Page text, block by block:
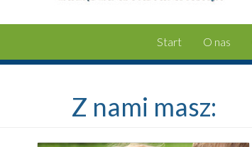
Start O nas
Z nami masz: